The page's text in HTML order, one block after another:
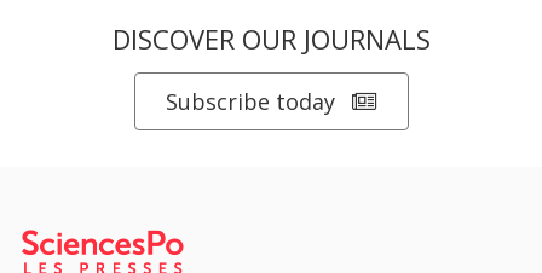
DISCOVER OUR JOURNALS
Subscribe today